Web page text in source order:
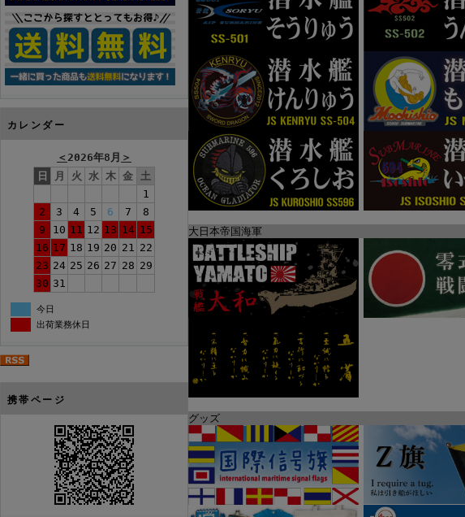
カレンダー
＜ 2026年8月 ＞
日
月 火 水 木 金 土
1
2
3 4 5 6 7
8
9
10 11 12 13 14 15
16 17 18 19 20 21 22
23 24 25 26 27 28 29
30 31
今日
出荷業務休日
携帯ページ
大日本帝国海軍
グッズ